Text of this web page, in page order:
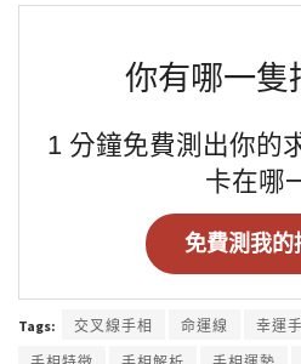
你有哪一隻
1 分鐘免費測出你的
卡在哪
免費測我的
Tags: 交叉線手相 命運線 幸運